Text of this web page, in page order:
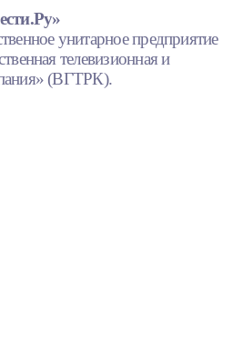
унитарное предприятие
телевизионная и
(ВГТРК).